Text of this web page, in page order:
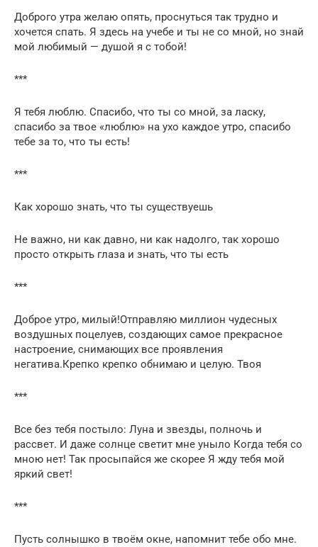
Доброго утра желаю опять, проснуться так трудно и
хочется спать. Я здесь на учебе и ты не со мной, но знай
мой любимый — душой я с тобой!
***
Я тебя люблю. Спасибо, что ты со мной, за ласку,
спасибо за твое «люблю» на ухо каждое утро, спасибо
тебе за то, что ты есть!
***
Как хорошо знать, что ты существуешь
Не важно, ни как давно, ни как надолго, так хорошо
просто открыть глаза и знать, что ты есть
***
Доброе утро, милый!Отправляю миллион чудесных
воздушных поцелуев, создающих самое прекрасное
настроение, снимающих все проявления
негатива.Крепко крепко обнимаю и целую. Твоя
***
Все без тебя постыло: Луна и звезды, полночь и
рассвет. И даже солнце светит мне уныло Когда тебя со
мною нет! Так просыпайся же скорее Я жду тебя мой
яркий свет!
***
Пусть солнышко в твоём окне, напомнит тебе обо мне.